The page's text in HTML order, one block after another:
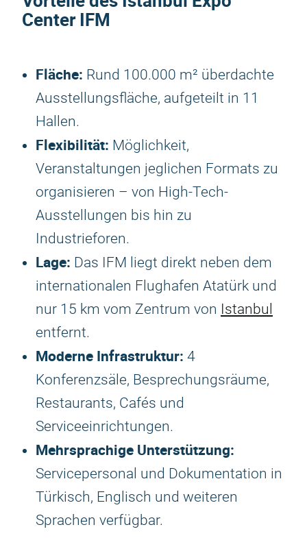
Center IFM
Fläche: Rund 100.000 m² überdachte
Ausstellungsfläche, aufgeteilt in 11
Hallen.
Flexibilität: Möglichkeit,
Veranstaltungen jeglichen Formats zu
organisieren – von High-Tech-
Ausstellungen bis hin zu
Industrieforen.
Lage: Das IFM liegt direkt neben dem
internationalen Flughafen Atatürk und
nur 15 km vom Zentrum von Istanbul
entfernt.
Moderne Infrastruktur: 4
Konferenzsäle, Besprechungsräume,
Restaurants, Cafés und
Serviceeinrichtungen.
Mehrsprachige Unterstützung:
Servicepersonal und Dokumentation in
Türkisch, Englisch und weiteren
Sprachen verfügbar.